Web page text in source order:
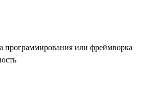
программирования или фреймворка